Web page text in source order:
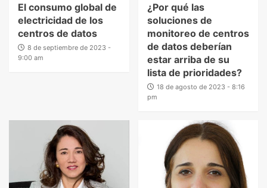
El consumo global de
electricidad de los
centros de datos
8 de septiembre de 2023 -
9:00 am
¿Por qué las
soluciones de
monitoreo de centros
de datos deberían
estar arriba de su
lista de prioridades?
18 de agosto de 2023 - 8:16
pm